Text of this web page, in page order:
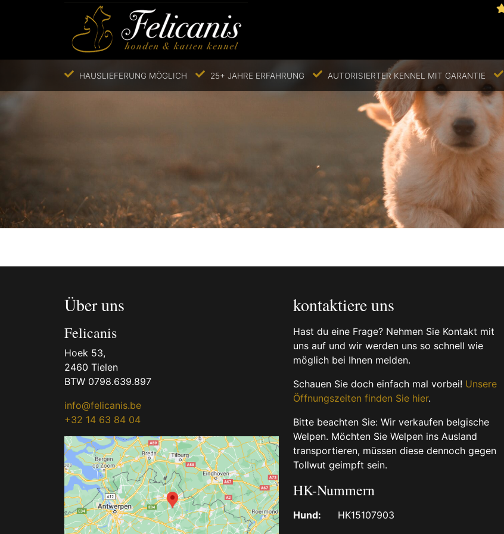
HAUSLIEFERUNG MÖGLICH 25+ JAHRE ERFAHRUNG AUTORISIERTER KENNEL MIT GARANTIE
Über uns
Felicanis
Hoek 53,
2460 Tielen
BTW 0798.639.897
info@felicanis.be
+32 14 63 84 04
kontaktiere uns
Hast du eine Frage? Nehmen Sie Kontakt mit
uns auf und wir werden uns so schnell wie
möglich bei Ihnen melden.
Schauen Sie doch einfach mal vorbei! Unsere
Öffnungszeiten finden Sie hier.
Bitte beachten Sie: Wir verkaufen belgische
Welpen. Möchten Sie Welpen ins Ausland
transportieren, müssen diese dennoch gegen
Tollwut geimpft sein.
HK-Nummern
Hund: HK15107903